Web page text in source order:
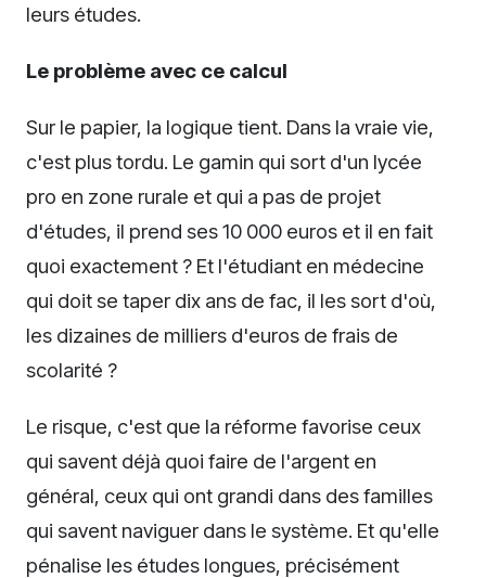
leurs études.
Le problème avec ce calcul
Sur le papier, la logique tient. Dans la vraie vie,
c'est plus tordu. Le gamin qui sort d'un lycée
pro en zone rurale et qui a pas de projet
d'études, il prend ses 10 000 euros et il en fait
quoi exactement ? Et l'étudiant en médecine
qui doit se taper dix ans de fac, il les sort d'où,
les dizaines de milliers d'euros de frais de
scolarité ?
Le risque, c'est que la réforme favorise ceux
qui savent déjà quoi faire de l'argent en
général, ceux qui ont grandi dans des familles
qui savent naviguer dans le système. Et qu'elle
pénalise les études longues, précisément